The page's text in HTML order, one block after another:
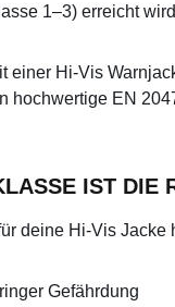
1–3) erreicht
einer Hi-Vis
hochwertige EN
IST DIE
deine Hi-Vis Jacke
Gefährdung